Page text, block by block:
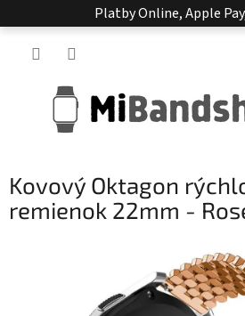
na
Platby Online, Apple
Kovový Oktagon
remienok 22mm -